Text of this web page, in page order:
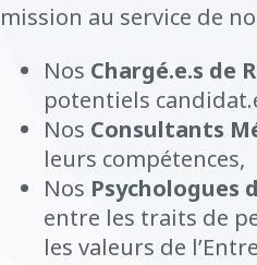
mission au service de
Nos Chargé.e.s de
potentiels
Nos Consultants
leurs compétences,
Nos Psychologues
entre les traits de
les valeurs de